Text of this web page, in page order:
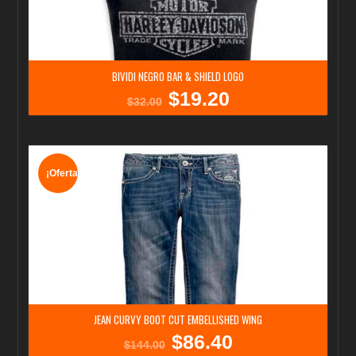
BIVIDI NEGRO BAR & SHIELD LOGO
$32.00
El
$32.00.
$19.20El
$19.20.
¡Oferta!
JEAN CURVY BOOT CUT EMBELLISHED WING
$144.00
El
$86.40El